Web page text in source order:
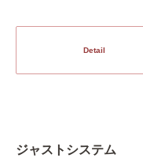
Detail
ジャストシステム